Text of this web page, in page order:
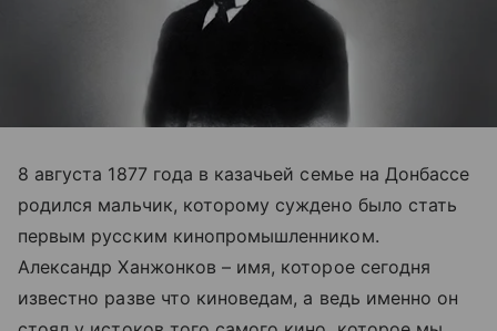
8 августа 1877 года в казачьей семье на Донбассе
родился мальчик, которому суждено было стать
первым русским кинопромышленником.
Александр Ханжонков – имя, которое сегодня
известно разве что киноведам, а ведь именно он